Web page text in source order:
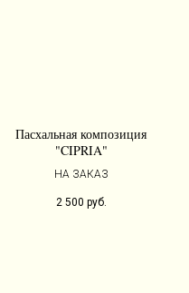
Пасхальная композиция
"CIPRIA"
НА ЗАКАЗ
2 500 руб.